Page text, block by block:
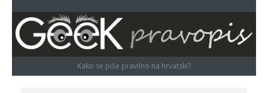
Kako se piše pravilno na hrvatski?